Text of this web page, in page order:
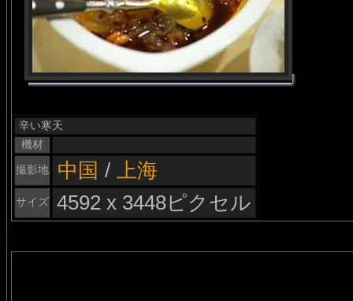
辛い寒天
機材
撮影地
中国 / 上海
サイズ 4592 x 3448ピクセル